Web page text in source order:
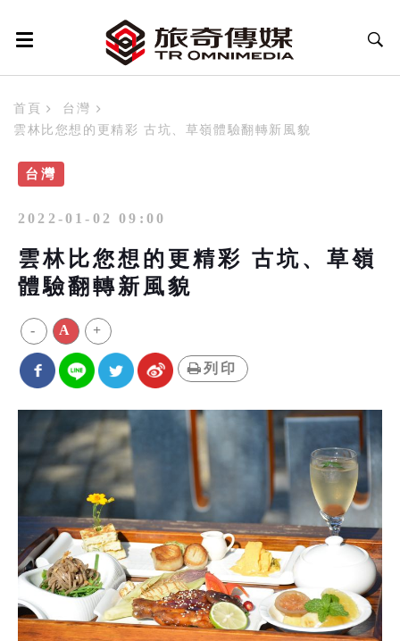
首頁
台灣
雲林比您想的更精彩 古坑、草嶺體驗翻轉新風貌
台灣
2022-01-02 09:00
雲林比您想的更精彩 古坑、草嶺
體驗翻轉新風貌
- A +
列印